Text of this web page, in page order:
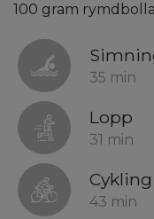
100 gram
35 min
Lopp
31 min
Cykling
43 min